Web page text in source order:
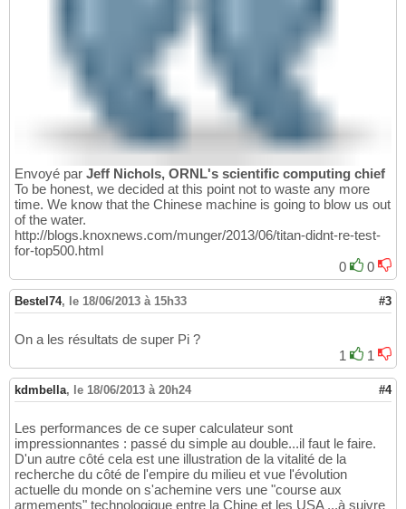
Envoyé par Jeff Nichols, ORNL's scientific computing chief
To be honest, we decided at this point not to waste any more
time. We know that the Chinese machine is going to blow us out
of the water.
http://blogs.knoxnews.com/munger/2013/06/titan-didnt-re-test-
for-top500.html
0
0
Bestel74, le 18/06/2013 à 15h33 #3
On a les résultats de super Pi ?
1
1
kdmbella, le 18/06/2013 à 20h24 #4
Les performances de ce super calculateur sont
impressionnantes : passé du simple au double...il faut le faire.
D'un autre côté cela est une illustration de la vitalité de la
recherche du côté de l'empire du milieu et vue l'évolution
actuelle du monde on s'achemine vers une "course aux
armements" technologique entre la Chine et les USA ...à suivre